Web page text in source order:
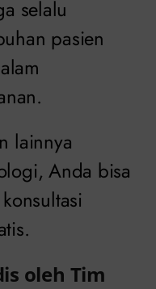
selalu
pasien
lainnya
Anda bisa
oleh Tim